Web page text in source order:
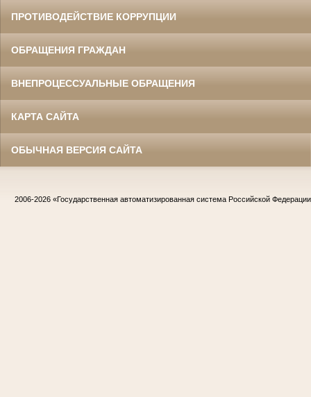
ПРОТИВОДЕЙСТВИЕ КОРРУПЦИИ
ОБРАЩЕНИЯ ГРАЖДАН
ВНЕПРОЦЕССУАЛЬНЫЕ ОБРАЩЕНИЯ
КАРТА САЙТА
ОБЫЧНАЯ ВЕРСИЯ САЙТА
2006-2026 «Государственная автоматизированная система Российской